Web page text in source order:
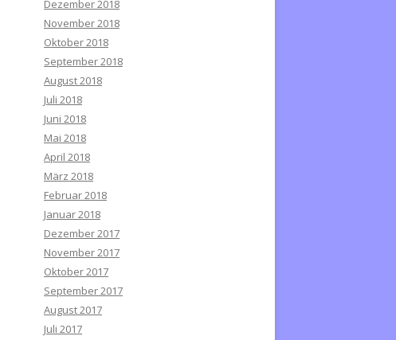
Dezember 2018
November 2018
Oktober 2018
September 2018
August 2018
Juli 2018
Juni 2018
Mai 2018
April 2018
März 2018
Februar 2018
Januar 2018
Dezember 2017
November 2017
Oktober 2017
September 2017
August 2017
Juli 2017